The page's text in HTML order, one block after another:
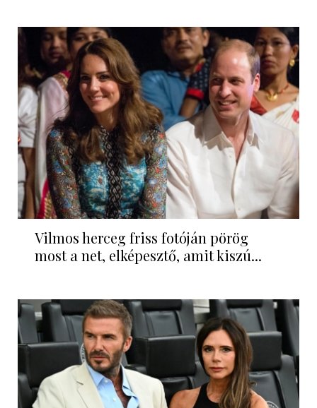
Vilmos herceg friss fotóján pörög
most a net, elképesztő, amit kiszú...